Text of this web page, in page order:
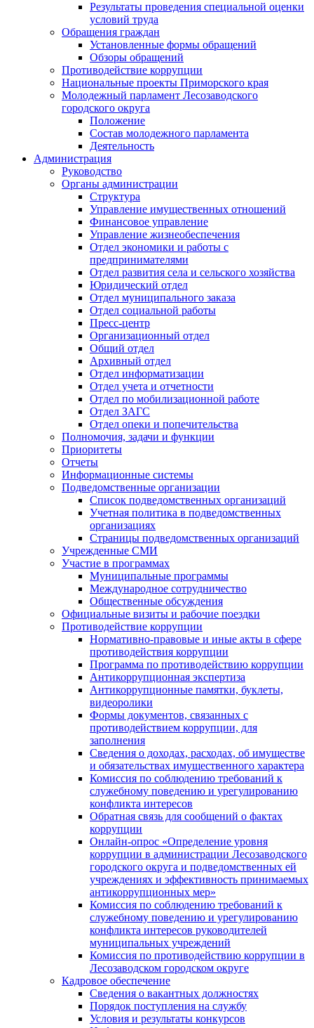
Результаты проведения специальной оценки
условий труда
Обращения граждан
Установленные формы обращений
Обзоры обращений
Противодействие коррупции
Национальные проекты Приморского края
Молодежный парламент Лесозаводского
городского округа
Положение
Состав молодежного парламента
Деятельность
Администрация
Руководство
Органы администрации
Структура
Управление имущественных отношений
Финансовое управление
Управление жизнеобеспечения
Отдел экономики и работы с
предпринимателями
Отдел развития села и сельского хозяйства
Юридический отдел
Отдел муниципального заказа
Отдел социальной работы
Пресс-центр
Организационный отдел
Общий отдел
Архивный отдел
Отдел информатизации
Отдел учета и отчетности
Отдел по мобилизационной работе
Отдел ЗАГС
Отдел опеки и попечительства
Полномочия, задачи и функции
Приоритеты
Отчеты
Информационные системы
Подведомственные организации
Список подведомственных организаций
Учетная политика в подведомственных
организациях
Страницы подведомственных организаций
Учрежденные СМИ
Участие в программах
Муниципальные программы
Международное сотрудничество
Общественные обсуждения
Официальные визиты и рабочие поездки
Противодействие коррупции
Нормативно-правовые и иные акты в сфере
противодействия коррупции
Программа по противодействию коррупции
Антикоррупционная экспертиза
Антикоррупционные памятки, буклеты,
видеоролики
Формы документов, связанных с
противодействием коррупции, для
заполнения
Сведения о доходах, расходах, об имуществе
и обязательствах имущественного характера
Комиссия по соблюдению требований к
служебному поведению и урегулированию
конфликта интересов
Обратная связь для сообщений о фактах
коррупции
Онлайн-опрос «Определение уровня
коррупции в администрации Лесозаводского
городского округа и подведомственных ей
учреждениях и эффективность принимаемых
антикоррупционных мер»
Комиссия по соблюдению требований к
служебному поведению и урегулированию
конфликта интересов руководителей
муниципальных учреждений
Комиссия по противодействию коррупции в
Лесозаводском городском округе
Кадровое обеспечение
Сведения о вакантных должностях
Порядок поступления на службу
Условия и результаты конкурсов